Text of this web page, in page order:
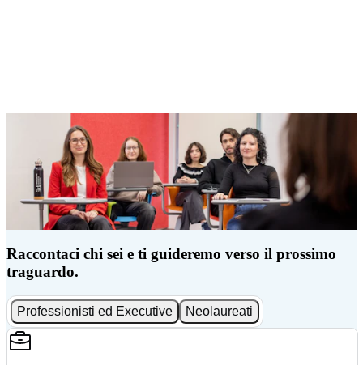
Raccontaci chi sei e ti guideremo verso il prossimo
traguardo.
Professionisti ed Executive Neolaureati